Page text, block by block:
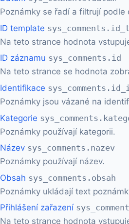
Poznámky se řadí a filtrují podle
ID template
Na teto strance hodnota
ID záznamu sys_comments.id
Na teto strance se hodnota
Identifikace
Poznámky jsou vázané na
Kategorie
Poznámky používají kategorii.
Název sys_comments.nazev
Poznámky používají název.
Obsah sys_comments.obsah
Poznámky ukládají text
Přihlášení zařazení
Na teto strance hodnota